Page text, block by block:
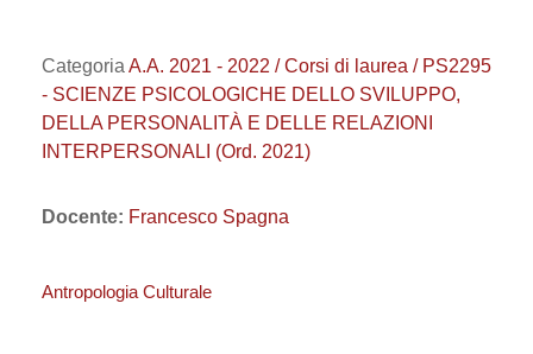
Categoria A.A. 2021 - 2022 / Corsi di laurea / PS2295
- SCIENZE PSICOLOGICHE DELLO SVILUPPO,
DELLA PERSONALITÀ E DELLE RELAZIONI
INTERPERSONALI (Ord. 2021)
Docente: Francesco Spagna
Antropologia Culturale